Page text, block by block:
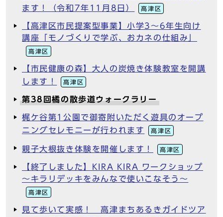
ます！（令和7年11月8日）
高津区
【高津区市民提案型事業】小学3～6年生向け
講座「モノづくりで学ぶ、おカネの仕組み」
高津区
【市民健康の森】大人の炭焼き体験教室を開講
します！
高津区
第38回橘の散歩道ウォークラリー
梶ケ谷第1公園で御寄附いただく遊具のオープ
ニングセレモニーが行われます
高津区
親子大根抜き体験を開催します！ 高津区
【終了しました】KIRA KIRA ワークショップ
～キラリデッキをみんなで使いこなそう～
高津区
見て歩いて実感！ 高津まちあるきガイドツア